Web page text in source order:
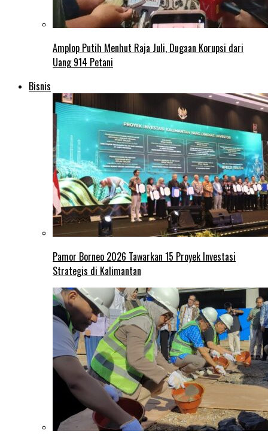
Amplop Putih Menhut Raja Juli, Dugaan Korupsi dari
Uang 914 Petani
Bisnis
Pamor Borneo 2026 Tawarkan 15 Proyek Investasi
Strategis di Kalimantan